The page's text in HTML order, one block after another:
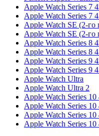
Apple Watch Series 7
Apple Watch Series 7
Apple Watch SE (2-го
Apple Watch SE (2-го
Apple Watch Series 8
Apple Watch Series 8
Apple Watch Series 9
Apple Watch Series 9
Apple Watch Ultra
Apple Watch Ultra 2
Apple Watch Series 10
Apple Watch Series 10
Apple Watch Series
Apple Watch Series